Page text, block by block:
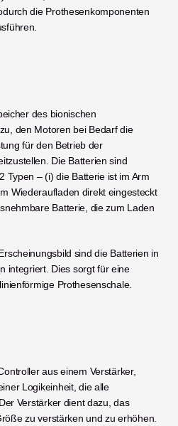
die Prothesenkomponenten
des bionischen
den Motoren bei Bedarf die
für den Betrieb der
Die Batterien sind
Typen – (i) die Batterie ist im Arm
Wiederaufladen direkt eingesteckt
Batterie, die zum Laden
sind die Batterien in
integriert. Dies sorgt für eine
Prothesenschale.
aus einem Verstärker,
Logikeinheit, die alle
Verstärker dient dazu, das
zu verstärken und zu erhöhen.